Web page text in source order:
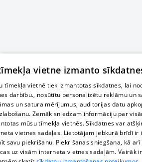
vietne izmanto
tīmekļa vietnē tiek izmantotas sīkdatnes, lai
darbību., nosūtītu personalizētu reklāmu un
un satura mērījumus, auditorijas datu
Zemāk sniedzam informāciju par
mūsu tīmekļa vietnēs. Sīkdatnes var
vietnes sadaļas. Lietotājam jebkurā brīdī
savu piekrišanu. Piekrišanas sniegšana, kā
uz visām interneta vietnes sadaļām. Vairāk